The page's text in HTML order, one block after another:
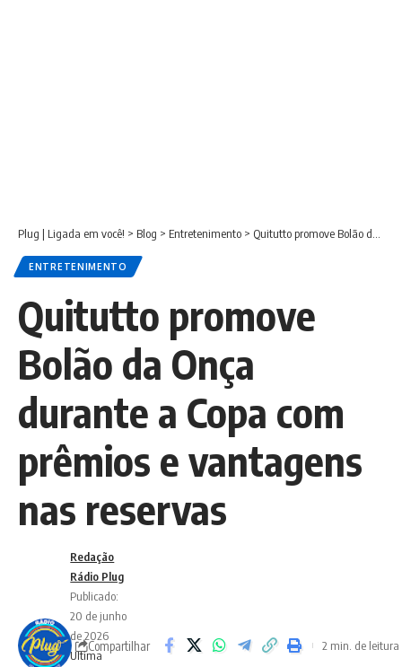
Plug | Ligada em você! > Blog > Entretenimento > Quitutto promove Bolão da Onça durante a Copa com prêmios e vantagens nas reservas
ENTRETENIMENTO
Quitutto promove
Bolão da Onça
durante a Copa com
prêmios e vantagens
nas reservas
Ultima
Redação
Rádio Plug
Publicado:
20 de junho
de 2026
Compartilhar 2 min. de leitura